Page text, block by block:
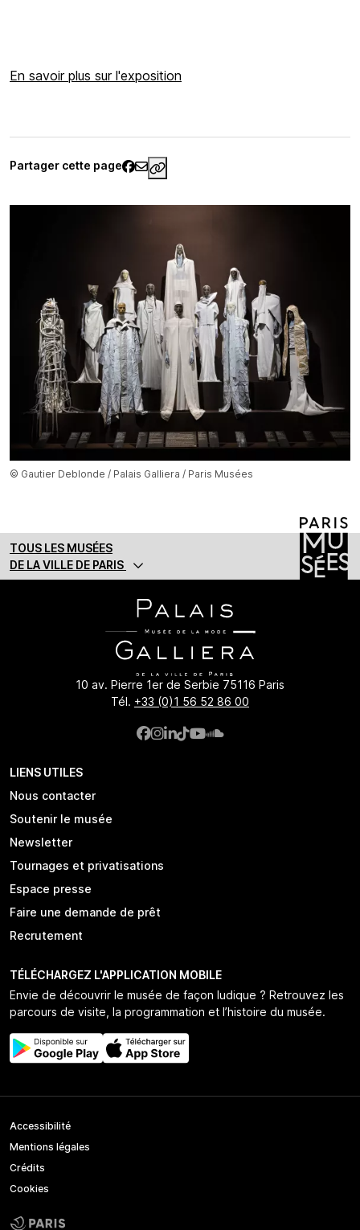
En savoir plus sur l'exposition
Partager cette page https://
© Gautier Deblonde / Palais Galliera / Paris Musées
TOUS LES MUSÉES
DE LA VILLE DE PARIS
10 av. Pierre 1er de Serbie 75116 Paris
Tél. +33 (0)1 56 52 86 00
LIENS UTILES
Nous contacter
Soutenir le musée
Newsletter
Tournages et privatisations
Espace presse
Faire une demande de prêt
Recrutement
TÉLÉCHARGEZ L'APPLICATION MOBILE
Envie de découvrir le musée de façon ludique ? Retrouvez les
parcours de visite, la programmation et l’histoire du musée.
Accessibilité
Mentions légales
Crédits
Cookies